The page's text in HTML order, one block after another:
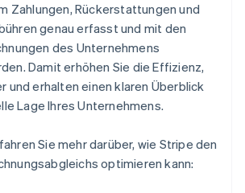
Zahlungen, Rückerstattungen und
genau erfasst und mit den
des Unternehmens
Damit erhöhen Sie die Effizienz,
und erhalten einen klaren Überblick
Lage Ihres Unternehmens.
Sie mehr darüber, wie Stripe den
optimieren kann: